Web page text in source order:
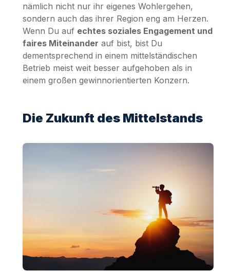
nämlich nicht nur ihr eigenes Wohlergehen,
sondern auch das ihrer Region eng am Herzen.
Wenn Du auf echtes soziales Engagement und
faires Miteinander auf bist, bist Du
dementsprechend in einem mittelständischen
Betrieb meist weit besser aufgehoben als in
einem großen gewinnorientierten Konzern.
Die Zukunft des Mittelstands